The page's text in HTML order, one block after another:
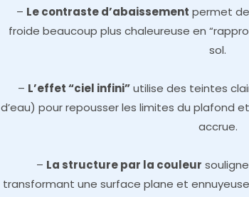
– Le contraste d’abaissement permet
froide beaucoup plus chaleureuse en
sol.
– L’effet “ciel infini”utilise des teintes
d’eau) pour repousser les limites du plafond
accrue.
– La structure par la couleur
transformant une surface plane et